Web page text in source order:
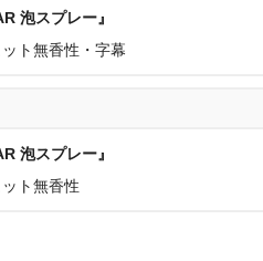
泡スプレー』
ト無香性・字幕
泡スプレー』
ト無香性